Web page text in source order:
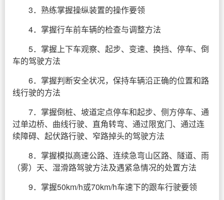
3．熟练掌握操纵装置的操作要领
4．掌握行车前车辆的检查与调整方法
5．掌握上下车观察、起步、变速、换挡、停车、倒
车的驾驶方法
6．掌握判断安全状况，保持车辆沿正确的位置和路
线行驶的方法
7．掌握倒桩、坡道定点停车和起步、侧方停车、通
过单边桥、曲线行驶、直角转弯、通过限宽门、通过连
续障碍、起伏路行驶、窄路掉头的驾驶方法
8．掌握模拟高速公路、连续急弯山区路、隧道、雨
（雾）天、湿滑路驾驶方法及遇紧急情况的处置方法
9．掌握50km/h或70km/h车速下的跟车行驶要领